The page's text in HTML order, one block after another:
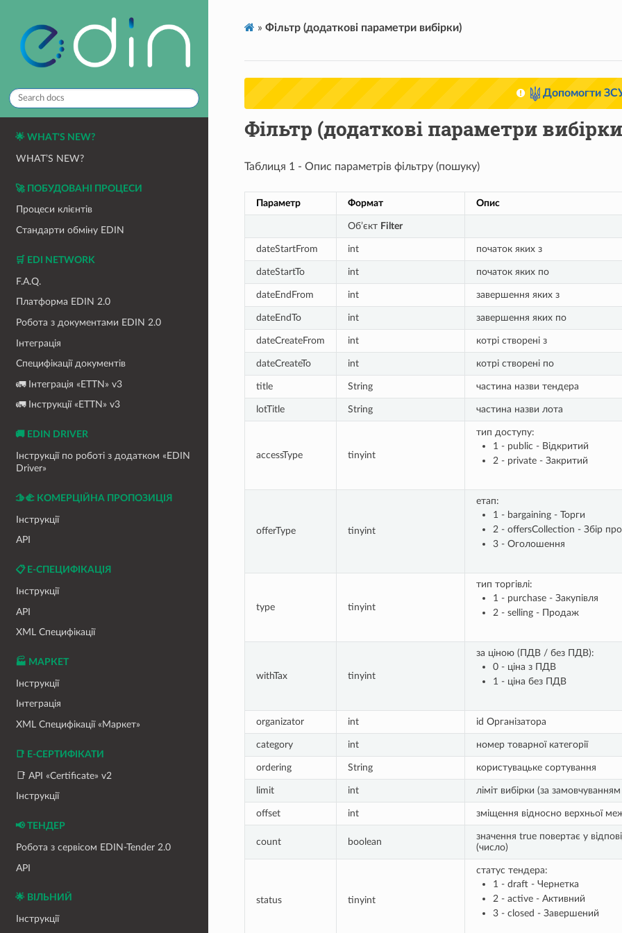
🌟 WHAT'S NEW?
WHAT’S NEW?
🚀 ПОБУДОВАНІ ПРОЦЕСИ
Процеси клієнтів
Стандарти обміну EDIN
🛒 EDI NETWORK
F.A.Q.
Платформа EDIN 2.0
Робота з документами EDIN 2.0
Інтеграція
Специфікації документів
🚛 Інтеграція «ETTN» v3
🚛 Інструкції «ETTN» v3
🚚 EDIN DRIVER
Інструкції по роботі з додатком «EDIN
Driver»
🫱‍🫲 КОМЕРЦІЙНА ПРОПОЗИЦІЯ
Інструкції
API
📋 Е-СПЕЦИФІКАЦІЯ
Інструкції
API
XML Специфікації
🏭 МАРКЕТ
Інструкції
Інтеграція
XML Специфікації «Маркет»
📑 Е-СЕРТИФІКАТИ
📑 API «Certificate» v2
Інструкції
📢 ТЕНДЕР
Робота з сервісом EDIN-Tender 2.0
API
🌟 ВІЛЬНИЙ
Інструкції
» Фільтр (додаткові параметри вибірки)
Допомогти
Фільтр (додаткові параметри
Таблиця 1 - Опис параметрів фільтру (пошуку)
Параметр Формат Опис
Об’єкт Filter
dateStartFrom int початок яких з
dateStartTo int початок яких по
dateEndFrom int завершення яких з
dateEndTo int завершення яких по
dateCreateFrom int котрі створені з
dateCreateTo int котрі створені по
title String частина назви тендера
lotTitle String частина назви лота
accessType tinyint
тип доступу:
1 - public - Відкритий
2 - private - Закритий
offerType tinyint
етап:
1 - bargaining - Торги
2 - offersCollection - Збір
3 - Оголошення
type tinyint
тип торгівлі:
1 - purchase - Закупівля
2 - selling - Продаж
withTax tinyint
за ціною (ПДВ / без ПДВ):
0 - ціна з ПДВ
1 - ціна без ПДВ
organizator int id Організатора
category int номер товарної категорії
ordering String користувацьке сортування
limit int ліміт вибірки (за
offset int зміщення відносно верхньої
count boolean
значення true повертає у
(число)
status tinyint
статус тендера:
1 - draft - Чернетка
2 - active - Активний
3 - closed - Завершений